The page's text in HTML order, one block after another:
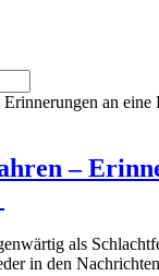
–
als
in den